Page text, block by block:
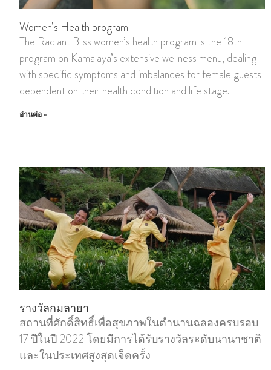
Women’s Health program
The Radiant Bliss women’s health program is the 18th
program on Kamalaya’s extensive wellness menu, dealing
with specific symptoms and imbalances for female guests
dependent on their health condition and life stage.
อ่านต่อ »
รางวัลกมลายา
สถานที่ศักดิ์สิทธิ์เพื่อสุขภาพในตํานานฉลองครบรอบ
17 ปีในปี 2022 โดยมีการได้รับรางวัลระดับนานาชาติ
และในประเทศสูงสุดเจ็ดครั้ง